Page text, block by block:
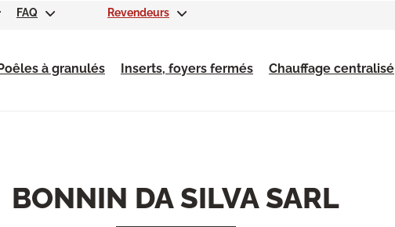
à granulés Inserts, foyers fermés Chauffage centralisé
FAQ Revendeurs
BONNIN DA SILVA SARL